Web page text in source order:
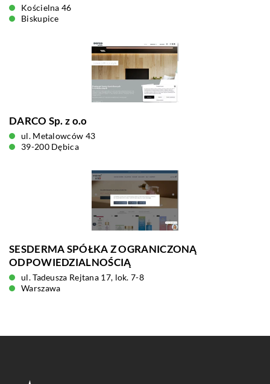
Kościelna 46
Biskupice
DARCO Sp. z o.o
ul. Metalowców 43
39-200 Dębica
SESDERMA SPÓŁKA Z OGRANICZONĄ
ODPOWIEDZIALNOŚCIĄ
ul. Tadeusza Rejtana 17, lok. 7-8
Warszawa